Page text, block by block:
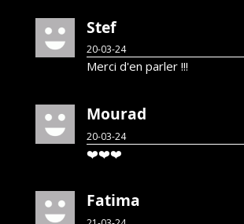
Stef
20-03-24
Merci d'en parler !!!
Mourad
20-03-24
❤️❤️❤️
Fatima